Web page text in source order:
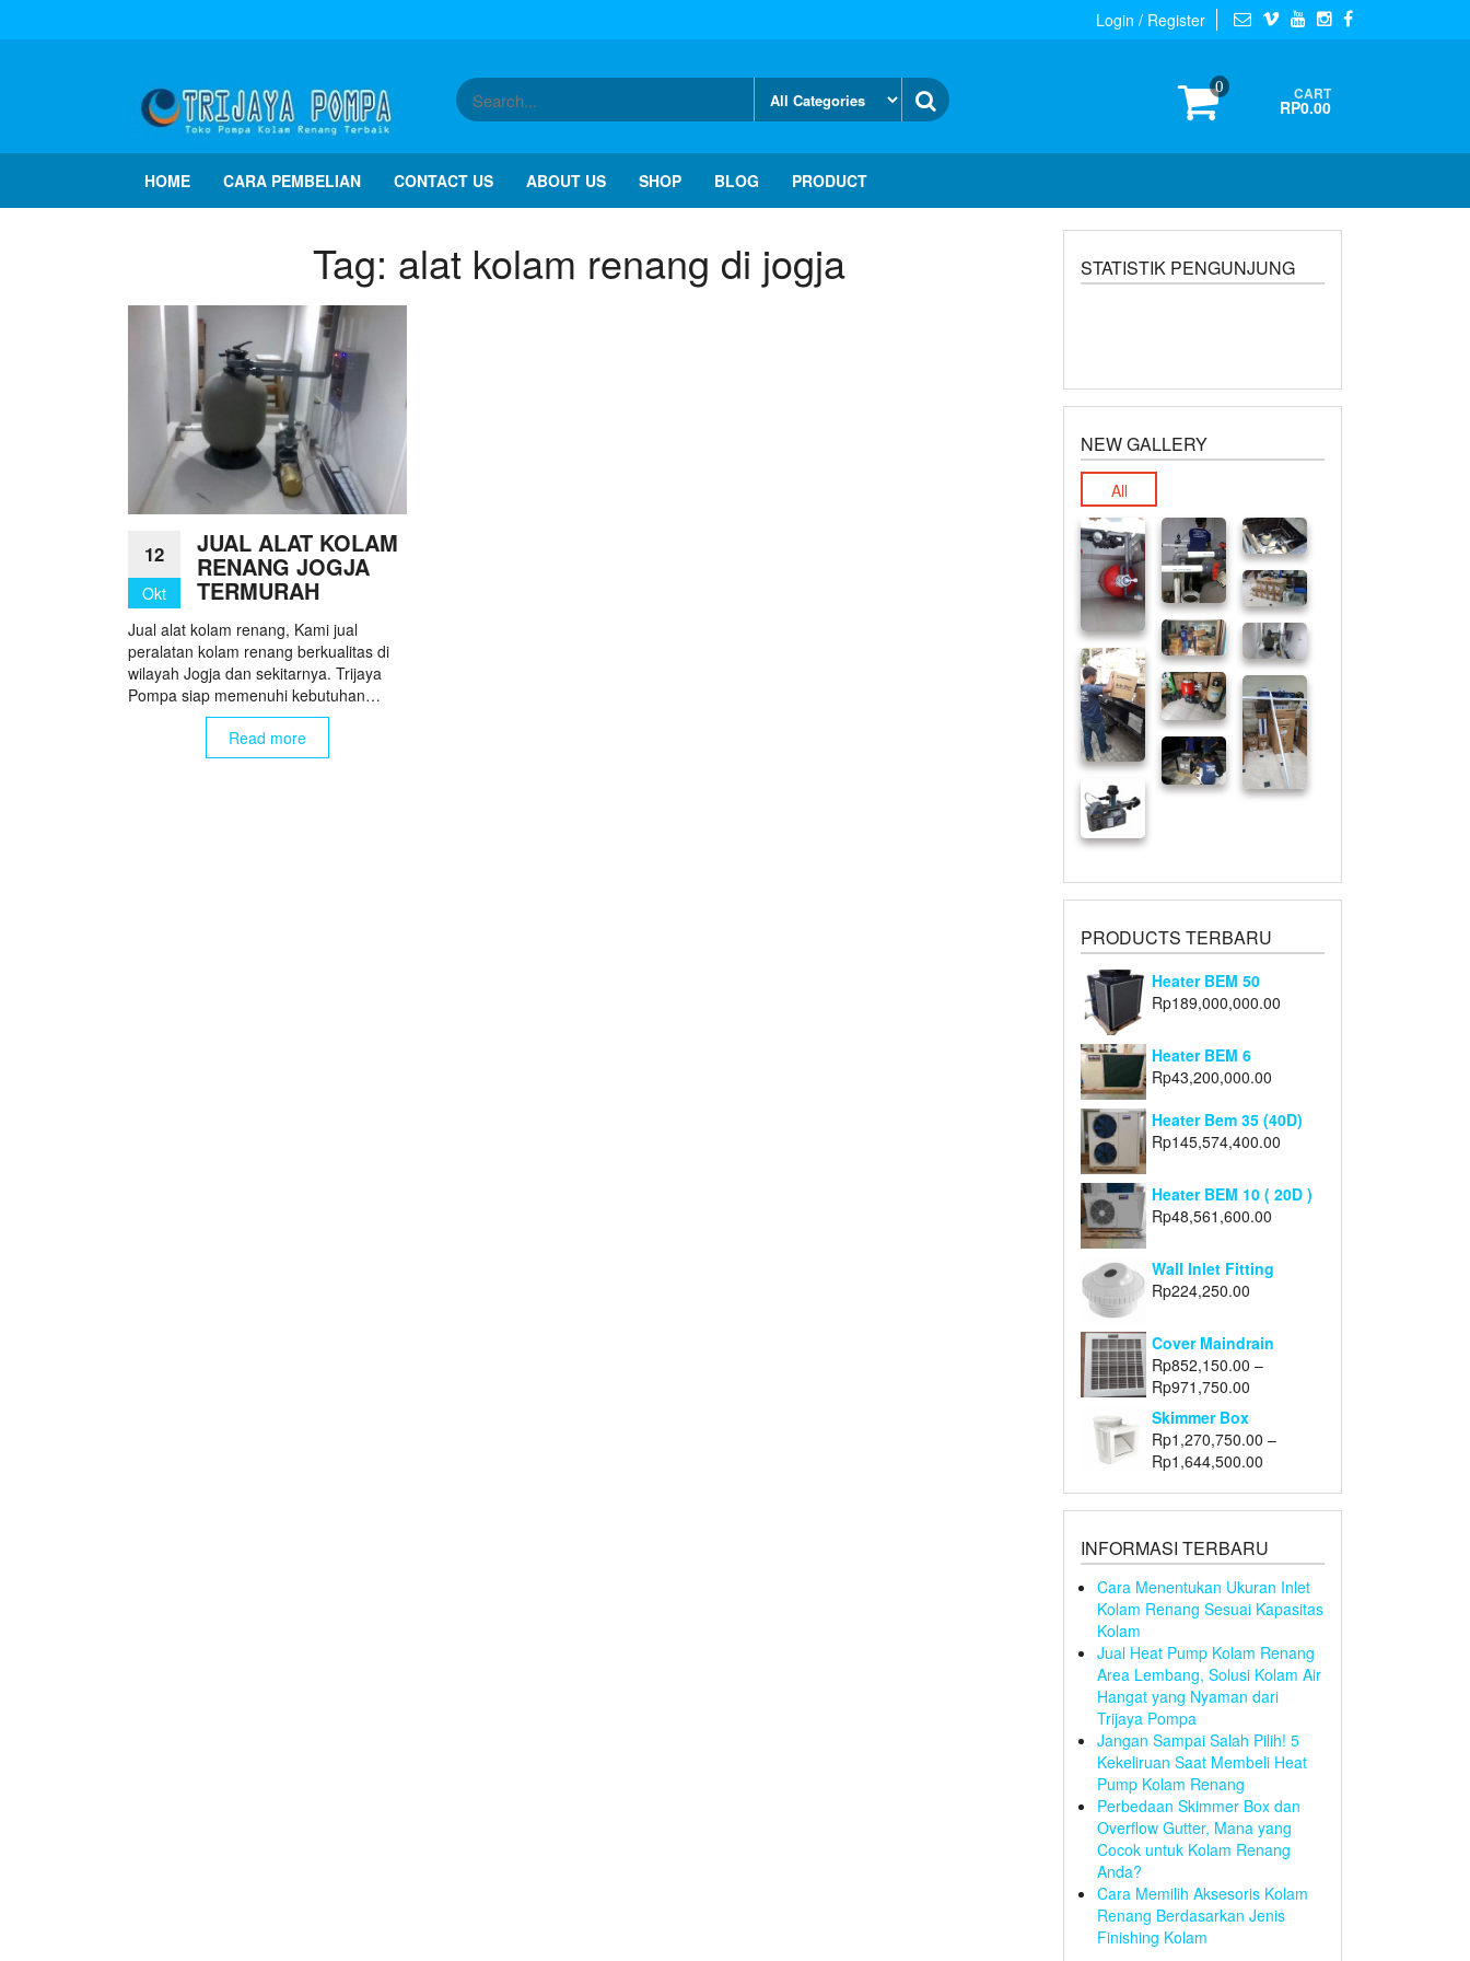
Login / Register
0 CART
RP0.00
HOME CARA PEMBELIAN CONTACT US ABOUT US SHOP BLOG PRODUCT
Tag: alat kolam renang di jogja
12
Okt
JUAL ALAT KOLAM
RENANG JOGJA
TERMURAH
Jual alat kolam renang, Kami jual
peralatan kolam renang berkualitas di
wilayah Jogja dan sekitarnya. Trijaya
Pompa siap memenuhi kebutuhan…
Read more
STATISTIK PENGUNJUNG
NEW GALLERY
All
PRODUCTS TERBARU
Heater BEM 50
Rp189,000,000.00
Heater BEM 6
Rp43,200,000.00
Heater Bem 35 (40D)
Rp145,574,400.00
Heater BEM 10 ( 20D )
Rp48,561,600.00
Wall Inlet Fitting
Rp224,250.00
Cover Maindrain
Rp852,150.00 –
Rp971,750.00
Skimmer Box
Rp1,270,750.00 –
Rp1,644,500.00
INFORMASI TERBARU
Cara Menentukan Ukuran Inlet
Kolam Renang Sesuai Kapasitas
Kolam
Jual Heat Pump Kolam Renang
Area Lembang, Solusi Kolam Air
Hangat yang Nyaman dari
Trijaya Pompa
Jangan Sampai Salah Pilih! 5
Kekeliruan Saat Membeli Heat
Pump Kolam Renang
Perbedaan Skimmer Box dan
Overflow Gutter, Mana yang
Cocok untuk Kolam Renang
Anda?
Cara Memilih Aksesoris Kolam
Renang Berdasarkan Jenis
Finishing Kolam